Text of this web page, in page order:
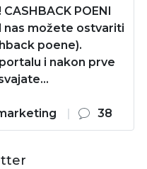
POENI
nas možete ostvariti
poene).
i nakon prve
38